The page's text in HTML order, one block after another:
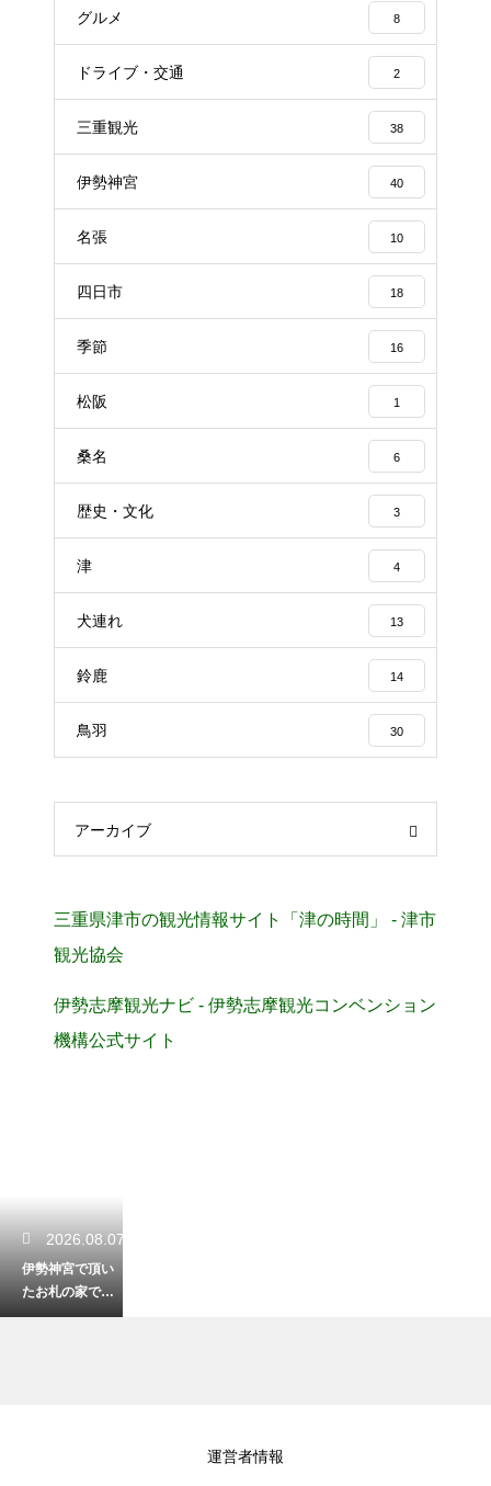
グルメ 8
ドライブ・交通 2
三重観光 38
伊勢神宮 40
名張 10
四日市 18
季節 16
松阪 1
桑名 6
歴史・文化 3
津 4
犬連れ 13
鈴鹿 14
鳥羽 30
アーカイブ
三重県津市の観光情報サイト「津の時間」 - 津市
観光協会
伊勢志摩観光ナビ - 伊勢志摩観光コンベンション
機構公式サイト
2026.08.07
伊勢神宮で頂い
たお札の家での
正しい祀り方！
運営者情報